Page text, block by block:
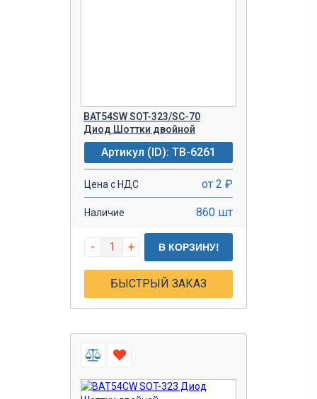
BAT54SW SOT-323/SC-70
Диод Шоттки двойной
Артикул (ID): TB-6261
Цена с НДС от 2 ₽
Наличие 860 шт
- + В КОРЗИНУ!
БЫСТРЫЙ ЗАКАЗ